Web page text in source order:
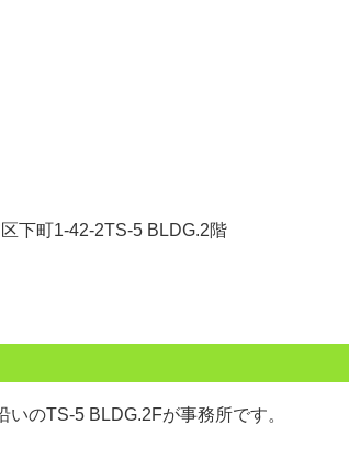
下町1-42-2TS-5 BLDG.2階
のTS-5 BLDG.2Fが事務所です。